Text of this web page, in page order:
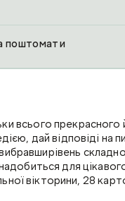
поштомати
всього прекрасного
дай відповіді на
для
вікторини, 28